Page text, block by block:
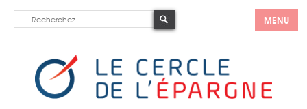
MENU